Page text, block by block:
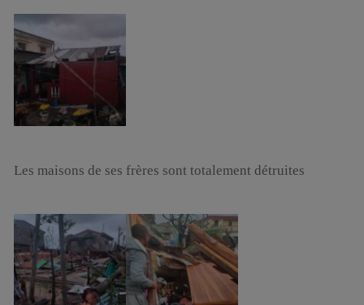
Les maisons de ses frères sont totalement détruites